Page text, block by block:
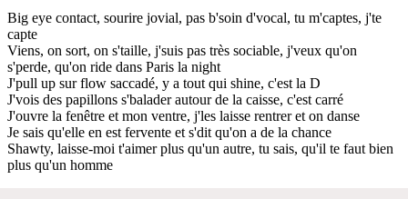
Big eye contact, sourire jovial, pas b'soin d'vocal, tu m'captes, j'te
capte
Viens, on sort, on s'taille, j'suis pas très sociable, j'veux qu'on
s'perde, qu'on ride dans Paris la night
J'pull up sur flow saccadé, y a tout qui shine, c'est la D
J'vois des papillons s'balader autour de la caisse, c'est carré
J'ouvre la fenêtre et mon ventre, j'les laisse rentrer et on danse
Je sais qu'elle en est fervente et s'dit qu'on a de la chance
Shawty, laisse-moi t'aimer plus qu'un autre, tu sais, qu'il te faut bien
plus qu'un homme